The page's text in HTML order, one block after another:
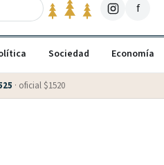
f
Sociedad Economía
· oficial $1520